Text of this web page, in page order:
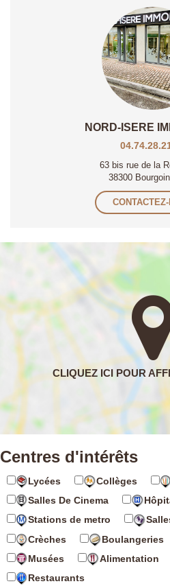
NORD-ISERE
63 bis rue de la
38300
Centres d'intérêts
Lycées Collèges
Salles De Cinema
Stations de metro
Crèches
Boulangeries
Musées
Alimentation
Restaurants